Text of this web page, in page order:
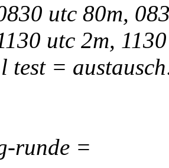
utc 80m,
utc 2m,
test =
runde =